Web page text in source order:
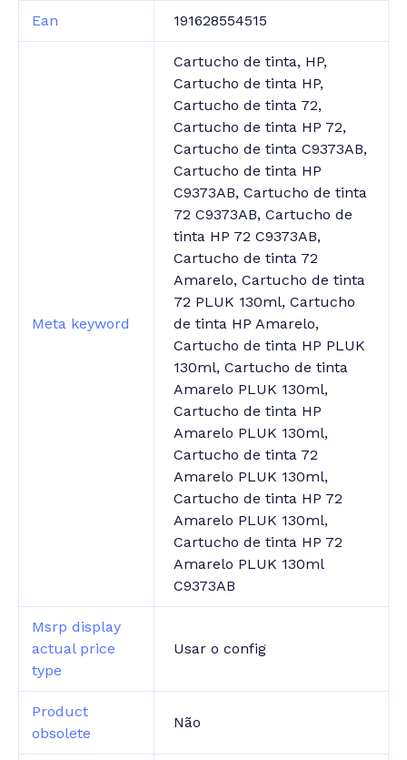
Ean 191628554515
Meta keyword
Cartucho de tinta, HP,
Cartucho de tinta HP,
Cartucho de tinta 72,
Cartucho de tinta HP 72,
Cartucho de tinta C9373AB,
Cartucho de tinta HP
C9373AB, Cartucho de tinta
72 C9373AB, Cartucho de
tinta HP 72 C9373AB,
Cartucho de tinta 72
Amarelo, Cartucho de tinta
72 PLUK 130ml, Cartucho
de tinta HP Amarelo,
Cartucho de tinta HP PLUK
130ml, Cartucho de tinta
Amarelo PLUK 130ml,
Cartucho de tinta HP
Amarelo PLUK 130ml,
Cartucho de tinta 72
Amarelo PLUK 130ml,
Cartucho de tinta HP 72
Amarelo PLUK 130ml,
Cartucho de tinta HP 72
Amarelo PLUK 130ml
C9373AB
Msrp display
actual price
type
Usar o config
Product
obsolete
Não